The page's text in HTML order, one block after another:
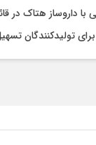
با داروساز هتاک در
تولیدکنندگان